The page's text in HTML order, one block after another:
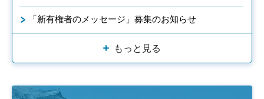
「新有権者のメッセージ」募集のお知らせ
もっと見る